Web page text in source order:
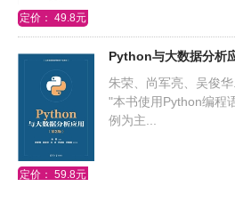
定价： 49.8元
定价： 59.8元
Python与大数据分析
朱荣、尚军亮、吴俊华
"本书使用Python编程
例为主...